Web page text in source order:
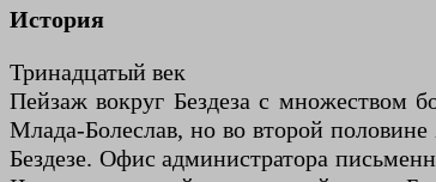
История
Тринадцатый век
Пейзаж вокруг Бездеза с множеством
Млада-Болеслав, но во второй
Бездезе. Офис администратора